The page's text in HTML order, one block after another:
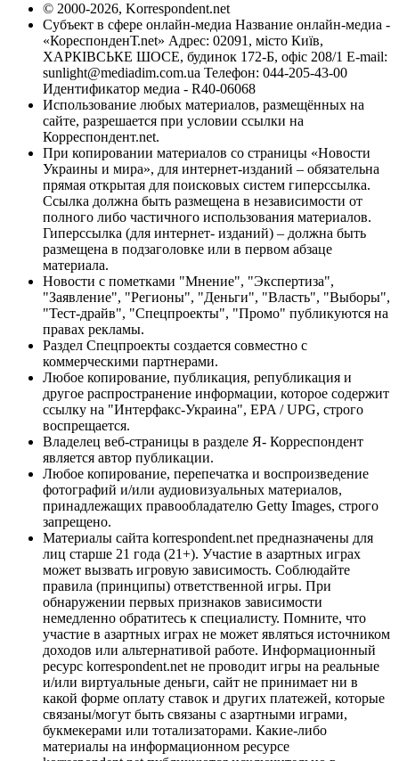
© 2000-2026, Korrespondent.net
Субъект в сфере онлайн-медиа Название онлайн-медиа -
«КореспонденТ.net» Адрес: 02091, місто Київ,
ХАРКІВСЬКЕ ШОСЕ, будинок 172-Б, офіс 208/1 E-mail:
sunlight@mediadim.com.ua Телефон: 044-205-43-00
Идентификатор медиа - R40-06068
Использование любых материалов, размещённых на
сайте, разрешается при условии ссылки на
Корреспондент.net.
При копировании материалов со страницы «Новости
Украины и мира», для интернет-изданий – обязательна
прямая открытая для поисковых систем гиперссылка.
Ссылка должна быть размещена в независимости от
полного либо частичного использования материалов.
Гиперссылка (для интернет- изданий) – должна быть
размещена в подзаголовке или в первом абзаце
материала.
Новости с пометками "Мнение", "Экспертиза",
"Заявление", "Регионы", "Деньги", "Власть", "Выборы",
"Тест-драйв", "Спецпроекты", "Промо" публикуются на
правах рекламы.
Раздел Спецпроекты создается совместно с
коммерческими партнерами.
Любое копирование, публикация, републикация и
другое распространение информации, которое содержит
ссылку на "Интерфакс-Украина", EPA / UPG, строго
воспрещается.
Владелец веб-страницы в разделе Я- Корреспондент
является автор публикации.
Любое копирование, перепечатка и воспроизведение
фотографий и/или аудиовизуальных материалов,
принадлежащих правообладателю Getty Images, строго
запрещено.
Материалы сайта korrespondent.net предназначены для
лиц старше 21 года (21+). Участие в азартных играх
может вызвать игровую зависимость. Соблюдайте
правила (принципы) ответственной игры. При
обнаружении первых признаков зависимости
немедленно обратитесь к специалисту. Помните, что
участие в азартных играх не может являться источником
доходов или альтернативой работе. Информационный
ресурс korrespondent.net не проводит игры на реальные
и/или виртуальные деньги, сайт не принимает ни в
какой форме оплату ставок и других платежей, которые
связаны/могут быть связаны с азартными играми,
букмекерами или тотализаторами. Какие-либо
материалы на информационном ресурсе